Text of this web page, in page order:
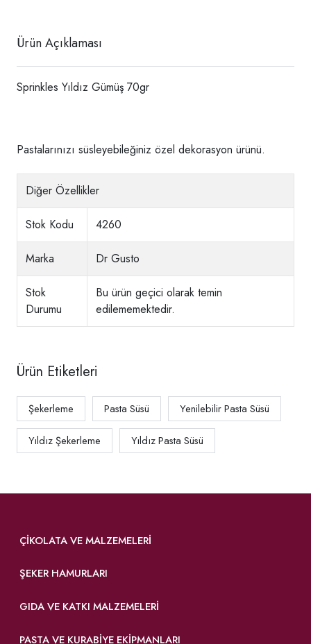
Ürün Açıklaması
Sprinkles Yıldız Gümüş 70gr
Pastalarınızı süsleyebileğiniz özel dekorasyon ürünü.
Diğer Özellikler
Stok Kodu 4260
Marka Dr Gusto
Stok
Durumu
Bu ürün geçici olarak temin
edilememektedir.
Ürün Etiketleri
Şekerleme Pasta Süsü Yenilebilir Pasta Süsü
Yıldız Şekerleme Yıldız Pasta Süsü
ÇIKOLATA VE MALZEMELERI
ŞEKER HAMURLARI
GIDA VE KATKI MALZEMELERI
PASTA VE KURABIYE EKIPMANLARI